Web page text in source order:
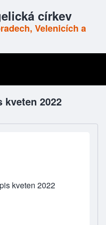
církev
Velenicích a
2022
kveten 2022